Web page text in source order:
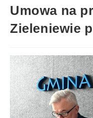
Umowa na
Zieleniewie